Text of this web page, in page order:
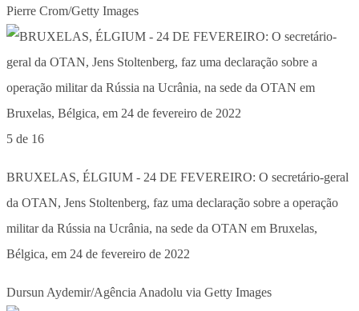
Pierre Crom/Getty Images
5 de 16
BRUXELAS, ÉLGIUM - 24 DE FEVEREIRO: O secretário-geral
da OTAN, Jens Stoltenberg, faz uma declaração sobre a operação
militar da Rússia na Ucrânia, na sede da OTAN em Bruxelas,
Bélgica, em 24 de fevereiro de 2022
Dursun Aydemir/Agência Anadolu via Getty Images